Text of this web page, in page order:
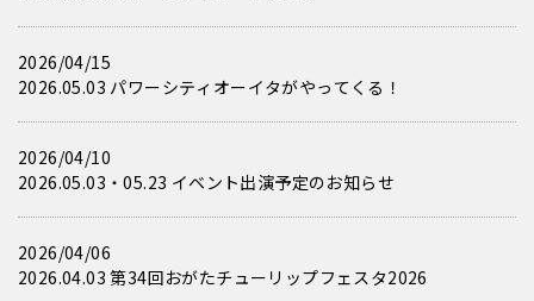
2026/04/15
2026.05.03 パワーシティオーイタがやってくる！
2026/04/10
2026.05.03・05.23 イベント出演予定のお知らせ
2026/04/06
2026.04.03 第34回おがたチューリップフェスタ2026